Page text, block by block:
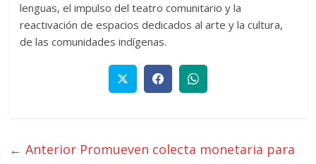
lenguas, el impulso del teatro comunitario y la
reactivación de espacios dedicados al arte y la cultura,
de las comunidades indígenas.
← Anterior Promueven colecta monetaria para